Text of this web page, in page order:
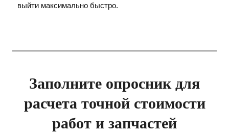
выйти максимально быстро.
Заполните опросник для
расчета точной стоимости
работ и запчастей